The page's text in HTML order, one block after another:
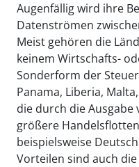
Augenfällig wird ihre
Datenströmen
Meist gehören die
keinem Wirtschafts-
Sonderform der
Panama, Liberia,
die durch die Ausgabe
größere
beispielsweise
Vorteilen sind auch